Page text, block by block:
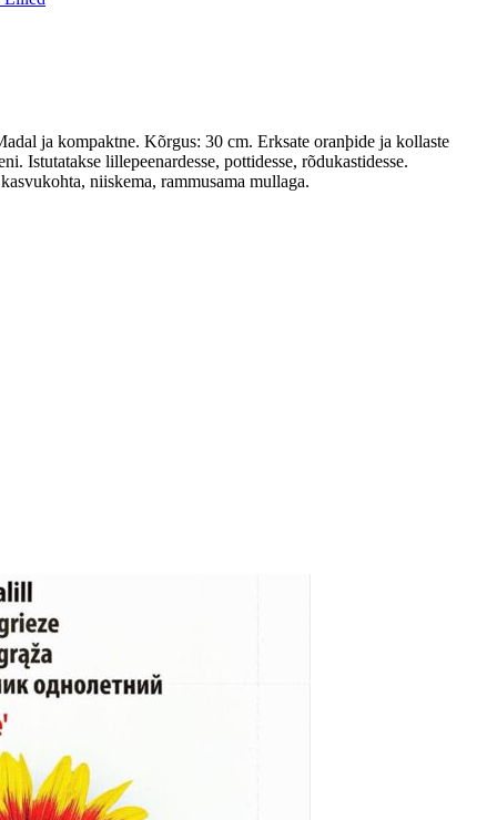
ja kompaktne. Kõrgus: 30 cm. Erksate oranþide ja kollaste
Istutatakse lillepeenardesse, pottidesse, rõdukastidesse.
niiskema, rammusama mullaga.